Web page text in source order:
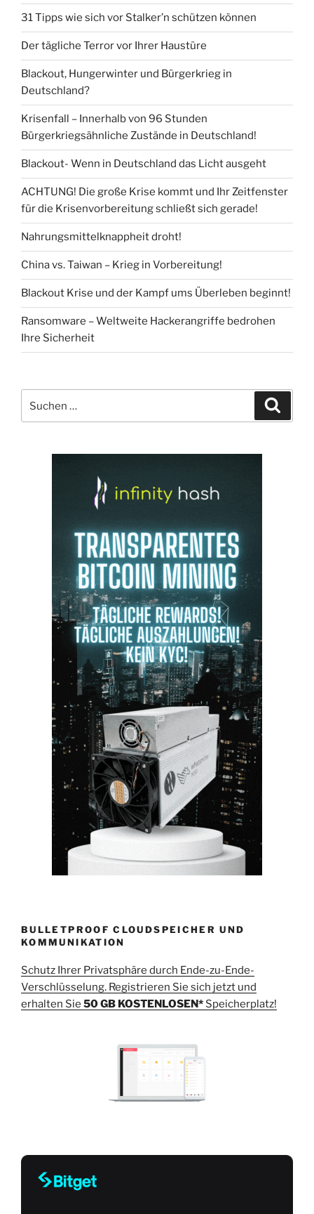
31 Tipps wie sich vor Stalker’n schützen können
Der tägliche Terror vor Ihrer Haustüre
Blackout, Hungerwinter und Bürgerkrieg in
Deutschland?
Krisenfall – Innerhalb von 96 Stunden
Bürgerkriegsähnliche Zustände in Deutschland!
Blackout- Wenn in Deutschland das Licht ausgeht
ACHTUNG! Die große Krise kommt und Ihr Zeitfenster
für die Krisenvorbereitung schließt sich gerade!
Nahrungsmittelknappheit droht!
China vs. Taiwan – Krieg in Vorbereitung!
Blackout Krise und der Kampf ums Überleben beginnt!
Ransomware – Weltweite Hackerangriffe bedrohen
Ihre Sicherheit
nach:
BULLETPROOF CLOUDSPEICHER UND
KOMMUNIKATION
Schutz Ihrer Privatsphäre durch Ende-zu-Ende-
Verschlüsselung. Registrieren Sie sich jetzt und
erhalten Sie 50 GB KOSTENLOSEN* Speicherplatz!